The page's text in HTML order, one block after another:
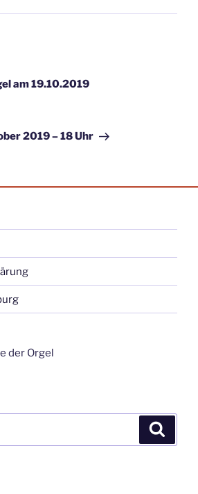
am 19.10.2019
2019 – 18 Uhr
der Orgel